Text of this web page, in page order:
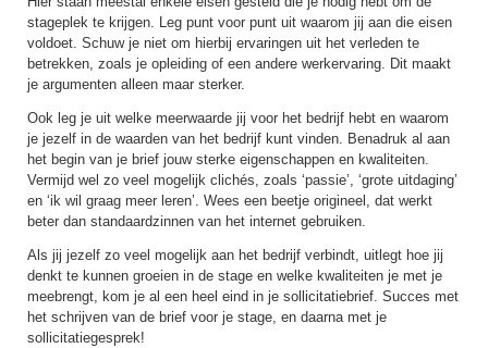
stageplek te krijgen. Leg punt voor punt uit waarom jij aan die eisen
voldoet. Schuw je niet om hierbij ervaringen uit het verleden te
betrekken, zoals je opleiding of een andere werkervaring. Dit maakt
je argumenten alleen maar sterker.
Ook leg je uit welke meerwaarde jij voor het bedrijf hebt en waarom
je jezelf in de waarden van het bedrijf kunt vinden. Benadruk al aan
het begin van je brief jouw sterke eigenschappen en kwaliteiten.
Vermijd wel zo veel mogelijk clichés, zoals ‘passie’, ‘grote uitdaging’
en ‘ik wil graag meer leren’. Wees een beetje origineel, dat werkt
beter dan standaardzinnen van het internet gebruiken.
Als jij jezelf zo veel mogelijk aan het bedrijf verbindt, uitlegt hoe jij
denkt te kunnen groeien in de stage en welke kwaliteiten je met je
meebrengt, kom je al een heel eind in je sollicitatiebrief. Succes met
het schrijven van de brief voor je stage, en daarna met je
sollicitatiegesprek!